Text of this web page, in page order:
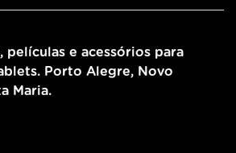
películas e acessórios para
Porto Alegre, Novo
Maria.